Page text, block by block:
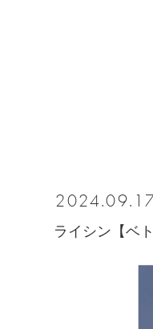
ライシン【ベ